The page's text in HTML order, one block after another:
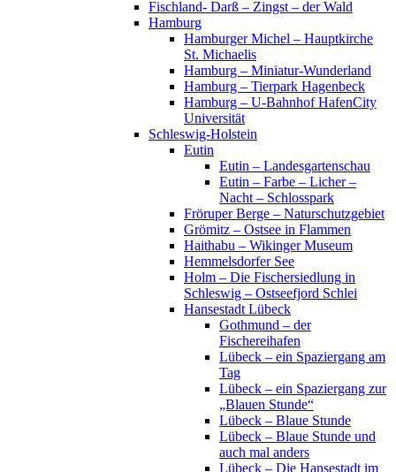
Fischland- Darß – Zingst – der Wald
Hamburg
Hamburger Michel – Hauptkirche
St. Michaelis
Hamburg – Miniatur-Wunderland
Hamburg – Tierpark Hagenbeck
Hamburg – U-Bahnhof HafenCity
Universität
Schleswig-Holstein
Eutin
Eutin – Landesgartenschau
Eutin – Farbe – Licher –
Nacht – Schlosspark
Fröruper Berge – Naturschutzgebiet
Grömitz – Ostsee in Flammen
Haithabu – Wikinger Museum
Hemmelsdorfer See
Holm – Die Fischersiedlung in
Schleswig – Ostseefjord Schlei
Hansestadt Lübeck
Gothmund – der
Fischereihafen
Lübeck – ein Spaziergang am
Tag
Lübeck – ein Spaziergang zur
„Blauen Stunde“
Lübeck – Blaue Stunde
Lübeck – Blaue Stunde und
auch mal anders
Lübeck – Die Hansestadt im